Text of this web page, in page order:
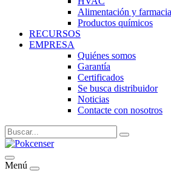
Alimentación y farmacia
Productos químicos
RECURSOS
EMPRESA
Quiénes somos
Garantía
Certificados
Se busca distribuidor
Noticias
Contacte con nosotros
Menú